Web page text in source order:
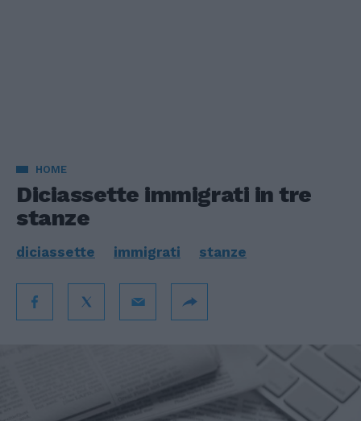
HOME
Diciassette immigrati in tre
stanze
diciassette immigrati stanze